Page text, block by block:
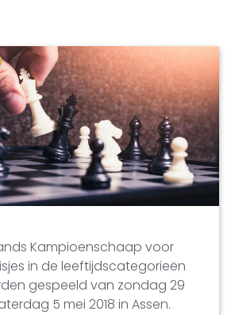
Kampioenschaap voor
in de leeftijdscategorieën
gespeeld van zondag 29
5 mei 2018 in Assen.